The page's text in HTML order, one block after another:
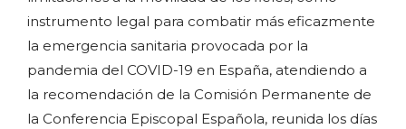
instrumento legal para combatir más eficazmente
la emergencia sanitaria provocada por la
pandemia del COVID-19 en España, atendiendo a
la recomendación de la Comisión Permanente de
la Conferencia Episcopal Española, reunida los días